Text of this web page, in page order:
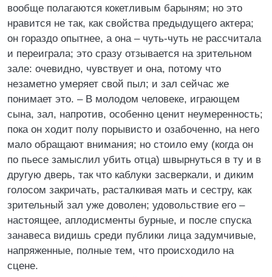
вообще полагаются кокетливым барыням; но это
нравится не так, как свойства предыдущего актера;
он гораздо опытнее, а она – чуть-чуть не рассчитала
и переиграла; это сразу отзывается на зрительном
зале: очевидно, чувствует и она, потому что
незаметно умеряет свой пыл; и зал сейчас же
понимает это. – В молодом человеке, играющем
сына, зал, напротив, особенно ценит неумеренность;
пока он ходит полу порывисто и озабоченно, на него
мало обращают внимания; но стоило ему (когда он
по пьесе замыслил убить отца) швырнуться в ту и в
другую дверь, так что каблуки засверкали, и диким
голосом закричать, расталкивая мать и сестру, как
зрительный зал уже доволен; удовольствие его –
настоящее, аплодисменты бурные, и после спуска
занавеса видишь среди публики лица задумчивые,
напряженные, полные тем, что происходило на
сцене.